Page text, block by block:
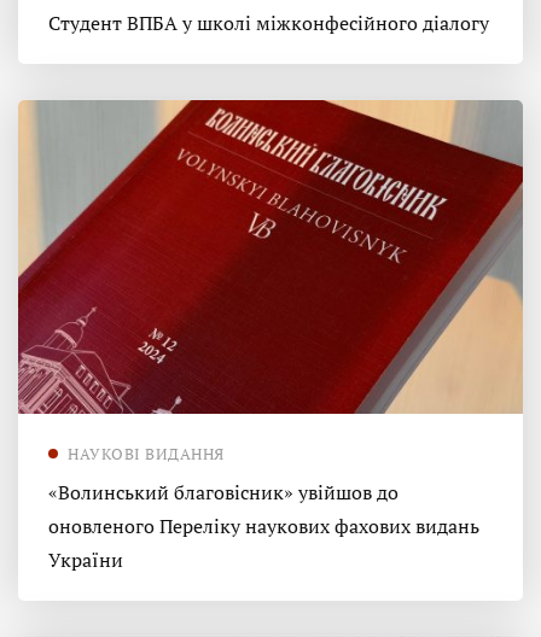
Студент ВПБА у школі міжконфесійного діалогу
НАУКОВІ ВИДАННЯ
«Волинський благовісник» увійшов до
оновленого Переліку наукових фахових видань
України